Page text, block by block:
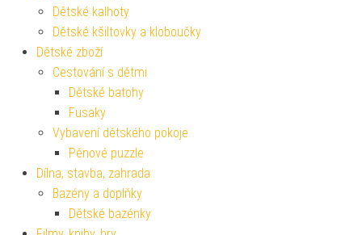
Dětské kalhoty
Dětské kšiltovky a kloboučky
Dětské zboží
Cestování s dětmi
Dětské batohy
Fusaky
Vybavení dětského pokoje
Pěnové puzzle
Dílna, stavba, zahrada
Bazény a doplňky
Dětské bazénky